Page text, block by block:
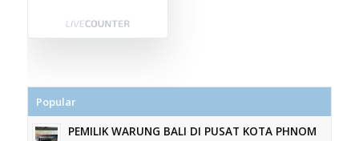
Popular
PEMILIK WARUNG BALI DI PUSAT KOTA PHNOM